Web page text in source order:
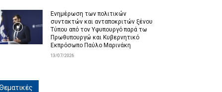
Ενημέρωση των πολιτικών
συντακτών και ανταποκριτών ξένου
Τύπου από τον Υφυπουργό παρά τω
Πρωθυπουργώ και Κυβερνητικό
Εκπρόσωπο Παύλο Μαρινάκη
13/07/2026